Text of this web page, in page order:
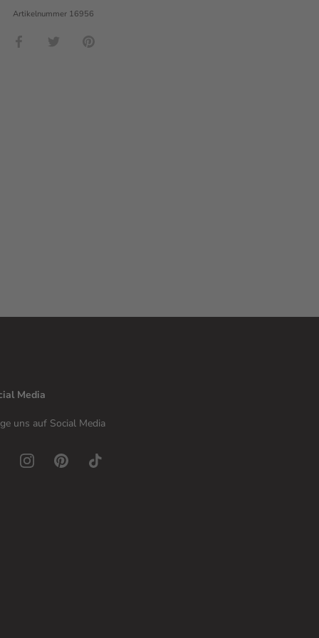
Artikelnummer 16956
Teilen TwitternPinnen
Media
uns auf Social Media